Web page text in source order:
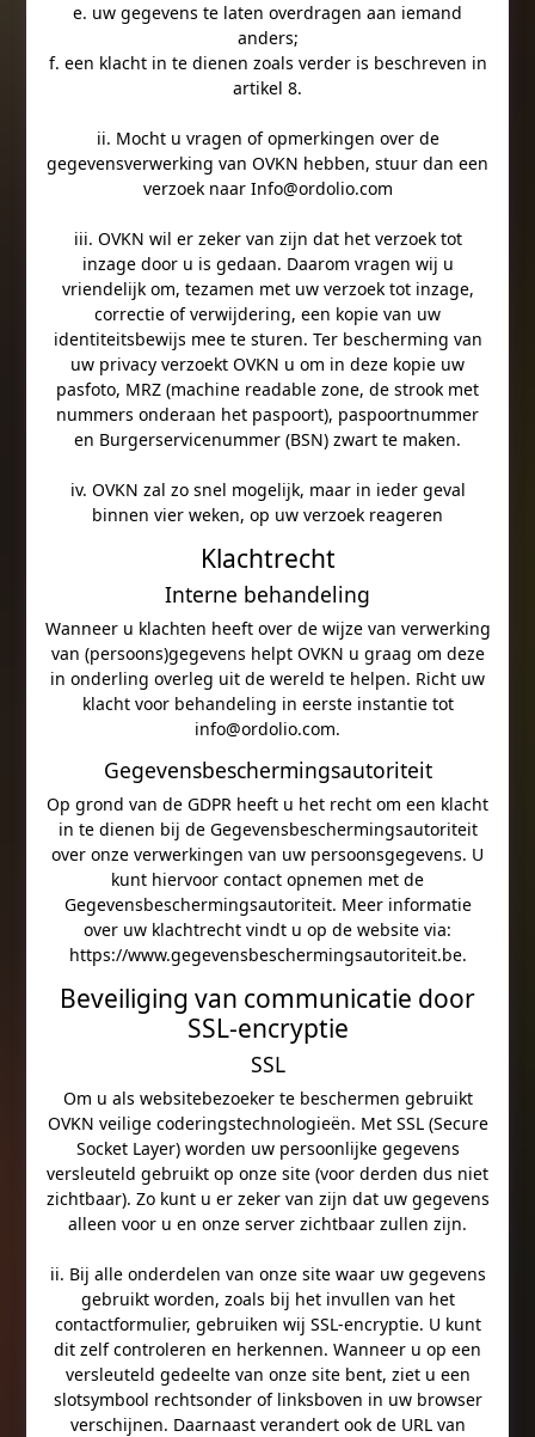
e. uw gegevens te laten overdragen aan iemand
anders;
f. een klacht in te dienen zoals verder is beschreven in
artikel 8.
ii. Mocht u vragen of opmerkingen over de
gegevensverwerking van OVKN hebben, stuur dan een
verzoek naar Info@ordolio.com
iii. OVKN wil er zeker van zijn dat het verzoek tot
inzage door u is gedaan. Daarom vragen wij u
vriendelijk om, tezamen met uw verzoek tot inzage,
correctie of verwijdering, een kopie van uw
identiteitsbewijs mee te sturen. Ter bescherming van
uw privacy verzoekt OVKN u om in deze kopie uw
pasfoto, MRZ (machine readable zone, de strook met
nummers onderaan het paspoort), paspoortnummer
en Burgerservicenummer (BSN) zwart te maken.
iv. OVKN zal zo snel mogelijk, maar in ieder geval
binnen vier weken, op uw verzoek reageren
Klachtrecht
Interne behandeling
Wanneer u klachten heeft over de wijze van verwerking
van (persoons)gegevens helpt OVKN u graag om deze
in onderling overleg uit de wereld te helpen. Richt uw
klacht voor behandeling in eerste instantie tot
info@ordolio.com.
Gegevensbeschermingsautoriteit
Op grond van de GDPR heeft u het recht om een klacht
in te dienen bij de Gegevensbeschermingsautoriteit
over onze verwerkingen van uw persoonsgegevens. U
kunt hiervoor contact opnemen met de
Gegevensbeschermingsautoriteit. Meer informatie
over uw klachtrecht vindt u op de website via:
https://www.gegevensbeschermingsautoriteit.be.
Beveiliging van communicatie door
SSL-encryptie
SSL
Om u als websitebezoeker te beschermen gebruikt
OVKN veilige coderingstechnologieën. Met SSL (Secure
Socket Layer) worden uw persoonlijke gegevens
versleuteld gebruikt op onze site (voor derden dus niet
zichtbaar). Zo kunt u er zeker van zijn dat uw gegevens
alleen voor u en onze server zichtbaar zullen zijn.
ii. Bij alle onderdelen van onze site waar uw gegevens
gebruikt worden, zoals bij het invullen van het
contactformulier, gebruiken wij SSL-encryptie. U kunt
dit zelf controleren en herkennen. Wanneer u op een
versleuteld gedeelte van onze site bent, ziet u een
slotsymbool rechtsonder of linksboven in uw browser
verschijnen. Daarnaast verandert ook de URL van